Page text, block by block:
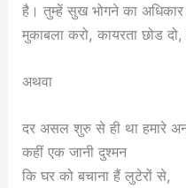
है। तुम्हें सुख भोगने का
मुकाबला करो, कायरता छोड दो,
अथवा
दर असल शुरु से ही था हमारे
कहीं एक जानी दुश्मन
कि घर को बचाना हैं लुटेरों से,